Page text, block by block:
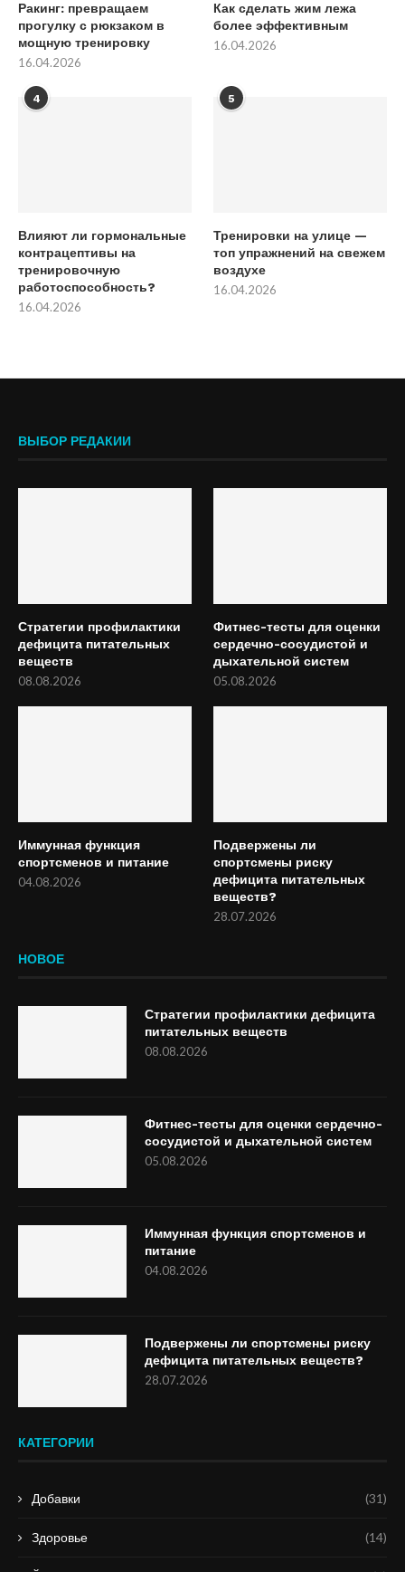
Ракинг: превращаем
прогулку с рюкзаком в
мощную тренировку
16.04.2026
Как сделать жим лежа
более эффективным
16.04.2026
4
Влияют ли гормональные
контрацептивы на
тренировочную
работоспособность?
16.04.2026
5
Тренировки на улице —
топ упражнений на свежем
воздухе
16.04.2026
ВЫБОР РЕДАКИИ
Стратегии профилактики
дефицита питательных
веществ
08.08.2026
Фитнес-тесты для оценки
сердечно-сосудистой и
дыхательной систем
05.08.2026
Иммунная функция
спортсменов и питание
04.08.2026
Подвержены ли
спортсмены риску
дефицита питательных
веществ?
28.07.2026
НОВОЕ
Стратегии профилактики дефицита
питательных веществ
08.08.2026
Фитнес-тесты для оценки сердечно-
сосудистой и дыхательной систем
05.08.2026
Иммунная функция спортсменов и
питание
04.08.2026
Подвержены ли спортсмены риску
дефицита питательных веществ?
28.07.2026
КАТЕГОРИИ
Добавки (31)
Здоровье (14)